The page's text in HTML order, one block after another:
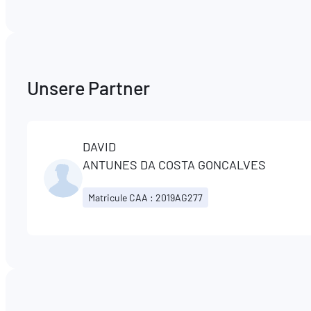
Unsere Partner
DAVID
ANTUNES DA COSTA GONCALVES
Matricule CAA : 2019AG277